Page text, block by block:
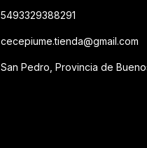
5493329388291
cecepiume.tienda@gmail.com
San Pedro, Provincia de